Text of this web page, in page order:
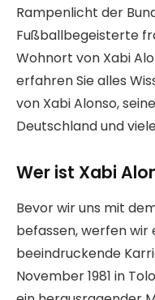
Rampenlicht der
Fußballbegeisterte
Wohnort von Xabi
erfahren Sie alles
von Xabi Alonso,
Deutschland und
Wer ist Xabi
Bevor wir uns mit
befassen, werfen wir
beeindruckende
November 1981 in